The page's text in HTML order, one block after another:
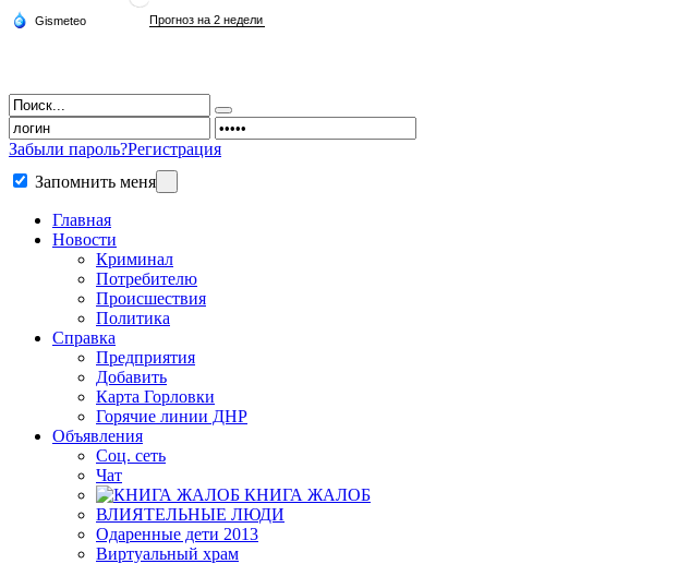
Забыли пароль?Регистрация
Запомнить меня
Главная
Новости
Криминал
Потребителю
Происшествия
Политика
Справка
Предприятия
Добавить
Карта Горловки
Горячие линии ДНР
Объявления
Соц. сеть
Чат
КНИГА ЖАЛОБ
ВЛИЯТЕЛЬНЫЕ ЛЮДИ
Одаренные дети 2013
Виртуальный храм